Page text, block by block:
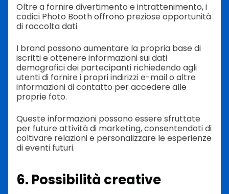
Oltre a fornire divertimento e intrattenimento, i
codici Photo Booth offrono preziose opportunità
di raccolta dati.
I brand possono aumentare la propria base di
iscritti e ottenere informazioni sui dati
demografici dei partecipanti richiedendo agli
utenti di fornire i propri indirizzi e-mail o altre
informazioni di contatto per accedere alle
proprie foto.
Queste informazioni possono essere sfruttate
per future attività di marketing, consentendoti di
coltivare relazioni e personalizzare le esperienze
di eventi futuri.
6. Possibilità creative